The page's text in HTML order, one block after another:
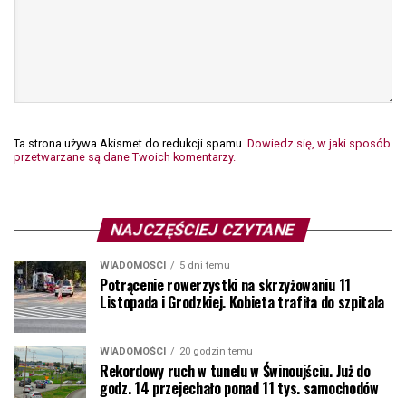
Ta strona używa Akismet do redukcji spamu. Dowiedz się, w jaki sposób
przetwarzane są dane Twoich komentarzy.
NAJCZĘŚCIEJ CZYTANE
WIADOMOŚCI 5 dni temu
Potrącenie rowerzystki na skrzyżowaniu 11
Listopada i Grodzkiej. Kobieta trafiła do szpitala
WIADOMOŚCI 20 godzin temu
Rekordowy ruch w tunelu w Świnoujściu. Już do
godz. 14 przejechało ponad 11 tys. samochodów